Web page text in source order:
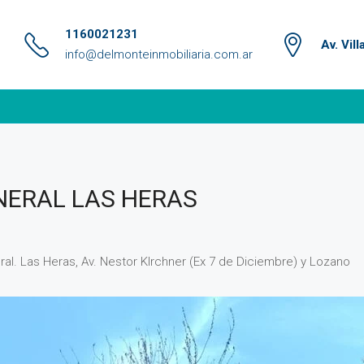
1160021231
info@delmonteinmobiliaria.com.ar
Av.
LAS HERAS
Las Heras, Av. Nestor KIrchner (Ex 7 de Diciembre) y Lozano